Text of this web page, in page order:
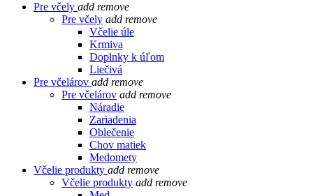
Pre včely add remove
Pre včely add remove
Včelie úle
Krmiva
Doplnky k úľom
Liečivá
Pre včelárov add remove
Pre včelárov add remove
Náradie
Zariadenia
Oblečenie
Chov matiek
Medomety
Včelie produkty add remove
Včelie produkty add remove